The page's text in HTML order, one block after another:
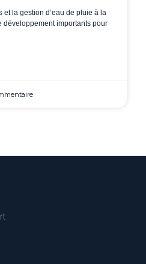
et la gestion d’eau de pluie à la
développement importants pour